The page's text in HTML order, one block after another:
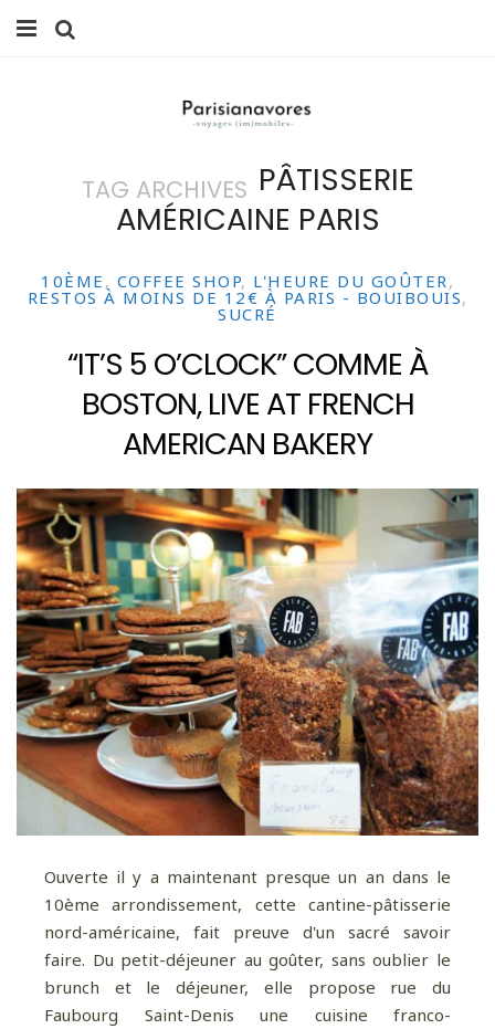
FAMILLE
VOYAGES
BALADES À PARIS
CULTURE
0 ITEMS - 0,00€
TAG ARCHIVES PÂTISSERIE
AMÉRICAINE PARIS
10ÈME , COFFEE SHOP, L'HEURE DU GOÛTER,
RESTOS À MOINS DE 12€ À PARIS - BOUIBOUIS,
SUCRÉ
“IT’S 5 O’CLOCK” COMME À
BOSTON, LIVE AT FRENCH
AMERICAN BAKERY
Ouverte il y a maintenant presque un an dans le
10ème arrondissement, cette cantine-pâtisserie
nord-américaine, fait preuve d'un sacré savoir
faire. Du petit-déjeuner au goûter, sans oublier le
brunch et le déjeuner, elle propose rue du
Faubourg Saint-Denis une cuisine franco-